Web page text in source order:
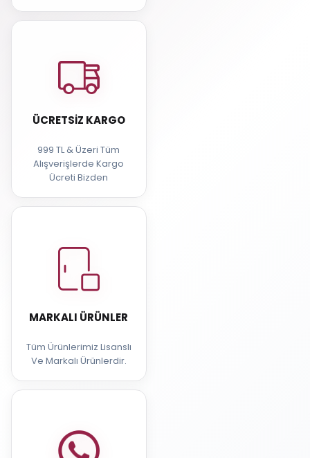
ÜCRETSIZ KARGO
999 TL & Üzeri Tüm
Alışverişlerde Kargo
Ücreti Bizden
MARKALI ÜRÜNLER
Tüm Ürünlerimiz Lisanslı
Ve Markalı Ürünlerdir.